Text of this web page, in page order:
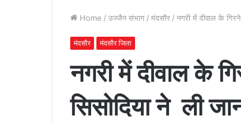
Home / उज्जैन संभाग / मंदसौर / नगरी में दीवाल के
मंदसौर मंदसौर जिला
नगरी में दीवाल के
सिसोदिया ने ली